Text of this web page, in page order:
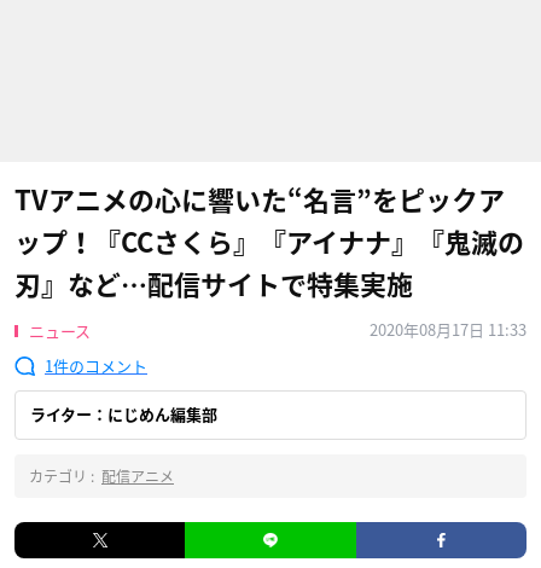
TVアニメの心に響いた“名言”をピックア
ップ！『CCさくら』『アイナナ』『鬼滅の
刃』など…配信サイトで特集実施
ニュース
2020年08月17日 11:33
1
ライター：にじめん編集部
カテゴリ : 配信アニメ